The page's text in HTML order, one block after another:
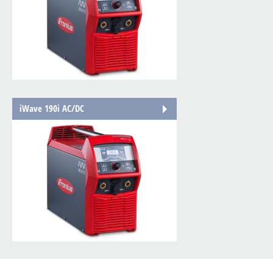
iWave 190i AC/DC